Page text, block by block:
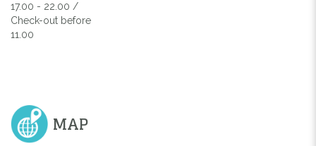
17.00 - 22.00 /
Check-out before
11.00
MAP